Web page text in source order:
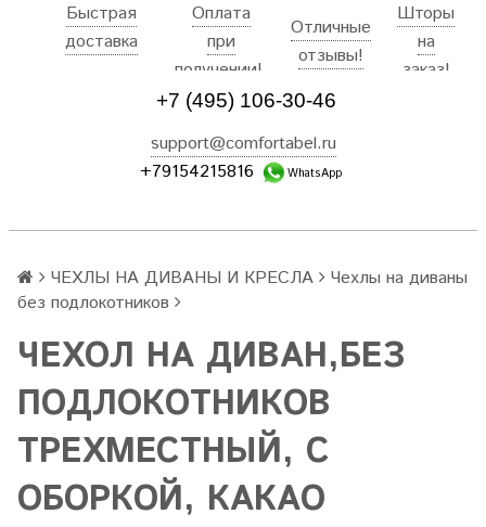
Быстрая
доставка
Оплата
при
получении!
Отличные
отзывы!
Шторы
на
заказ!
+7 (495) 106-30-46
support@comfortabel.ru
+79154215816
WhatsApp
ЧЕХЛЫ НА ДИВАНЫ И КРЕСЛА
Чехлы на диваны
без подлокотников
ЧЕХОЛ НА ДИВАН,БЕЗ
ПОДЛОКОТНИКОВ
ТРЕХМЕСТНЫЙ, С
ОБОРКОЙ, КАКАО